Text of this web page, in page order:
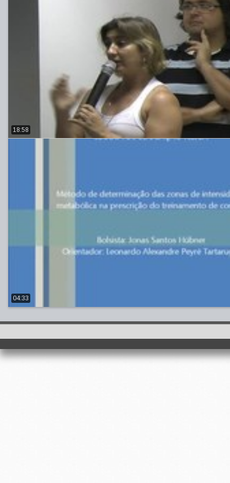
18:58
04:33